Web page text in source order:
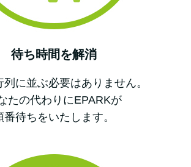
待ち時間を解消
列に並ぶ必要はありません。
たの代わりにEPARKが
番待ちをいたします。